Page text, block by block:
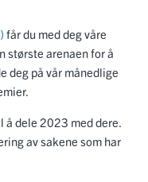
får du med deg våre
største arenaen for å
deg på vår månedlige
å dele 2023 med dere.
av sakene som har